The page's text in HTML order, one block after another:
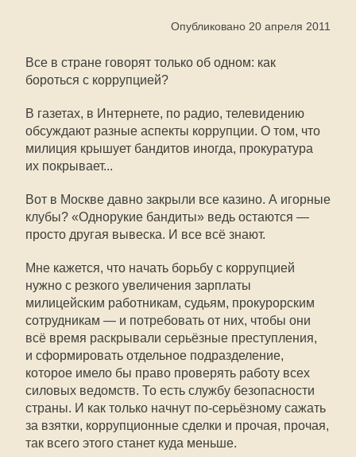
Опубликовано 20 апреля 2011
Все в стране говорят только об одном: как
бороться с коррупцией?
В газетах, в Интернете, по радио, телевидению
обсуждают разные аспекты коррупции. О том, что
милиция крышует бандитов иногда, прокуратура
их покрывает...
Вот в Москве давно закрыли все казино. А игорные
клубы? «Однорукие бандиты» ведь остаются —
просто другая вывеска. И все всё знают.
Мне кажется, что начать борьбу с коррупцией
нужно с резкого увеличения зарплаты
милицейским работникам, судьям, прокурорским
сотрудникам — и потребовать от них, чтобы они
всё время раскрывали серьёзные преступления,
и сформировать отдельное подразделение,
которое имело бы право проверять работу всех
силовых ведомств. То есть службу безопасности
страны. И как только начнут по-серьёзному сажать
за взятки, коррупционные сделки и прочая, прочая,
так всего этого станет куда меньше.